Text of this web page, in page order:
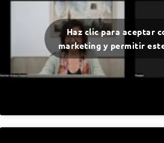
Haz clic para aceptar
marketing y permitir